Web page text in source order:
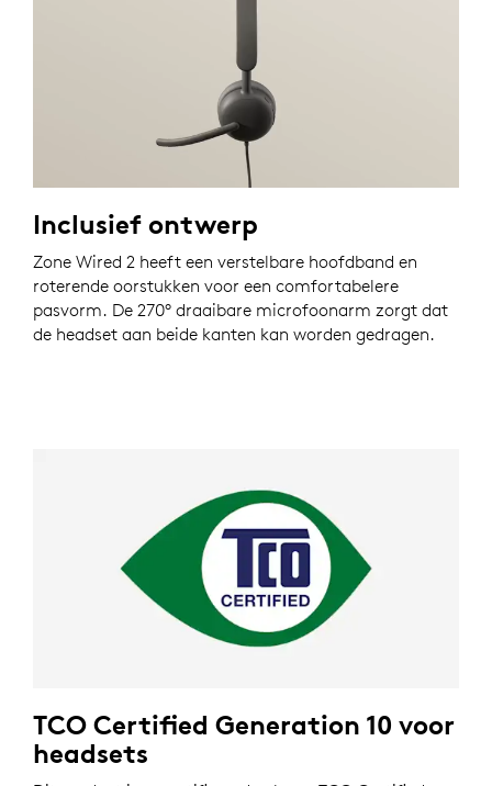
Inclusief ontwerp
Zone Wired 2 heeft een verstelbare hoofdband en
roterende oorstukken voor een comfortabelere
pasvorm. De 270° draaibare microfoonarm zorgt dat
de headset aan beide kanten kan worden gedragen.
TCO Certified Generation 10 voor
headsets